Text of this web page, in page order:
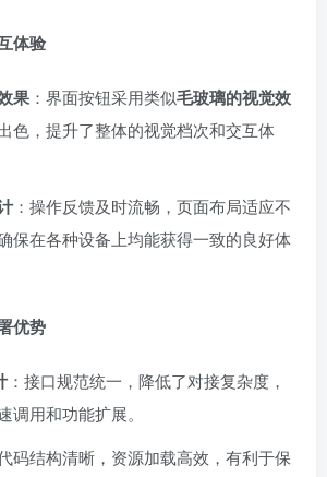
体验
果 ：界面按钮采用类似毛玻璃的视觉效
色，提升了整体的视觉档次和交互体
：操作反馈及时流畅，页面布局适应不
保在各种设备上均能获得一致的良好体
优势
：接口规范统一，降低了对接复杂度，
调用和功能扩展。
码结构清晰，资源加载高效，有利于保